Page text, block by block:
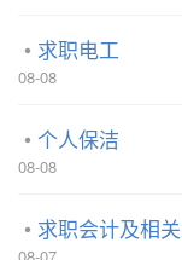
求职电工
08-08
个人保洁
08-08
求职会计及相